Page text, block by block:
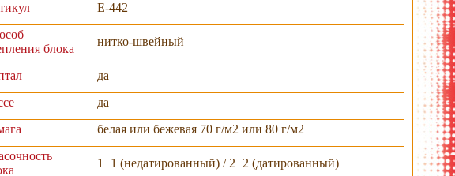
вид раскрытый вид
сьемная обложка
E-442
блока
нитко-швейный
да
да
белая или бежевая 70 г/м2 или 80 г/м2
1+1 (недатированный) / 2+2 (датированный)